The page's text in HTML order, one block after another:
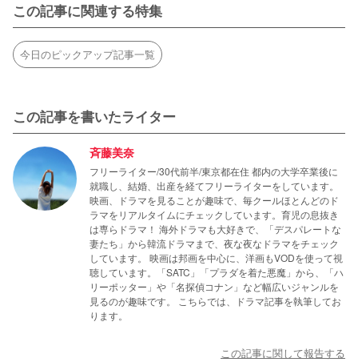
この記事に関連する特集
今日のピックアップ記事一覧
この記事を書いたライター
斉藤美奈
フリーライター/30代前半/東京都在住 都内の大学卒業後に
就職し、結婚、出産を経てフリーライターをしています。
映画、ドラマを見ることが趣味で、毎クールほとんどのド
ラマをリアルタイムにチェックしています。育児の息抜き
は専らドラマ！ 海外ドラマも大好きで、「デスパレートな
妻たち」から韓流ドラマまで、夜な夜なドラマをチェック
しています。 映画は邦画を中心に、洋画もVODを使って視
聴しています。「SATC」「プラダを着た悪魔」から、「ハ
リーポッター」や「名探偵コナン」など幅広いジャンルを
見るのが趣味です。 こちらでは、ドラマ記事を執筆してお
ります。
この記事に関して報告する